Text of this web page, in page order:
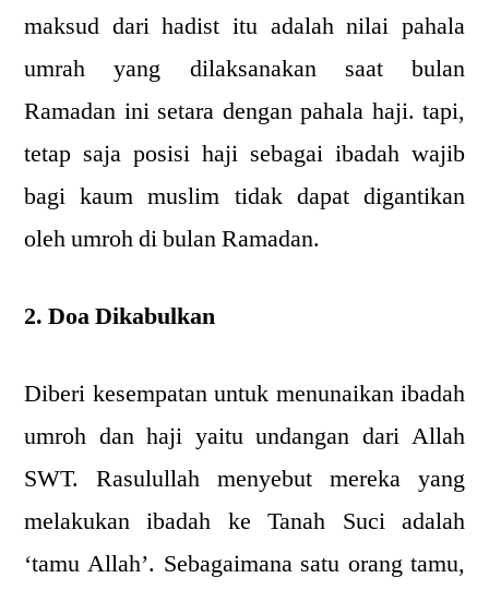
maksud dari hadist itu adalah nilai pahala
umrah yang dilaksanakan saat bulan
Ramadan ini setara dengan pahala haji. tapi,
tetap saja posisi haji sebagai ibadah wajib
bagi kaum muslim tidak dapat digantikan
oleh umroh di bulan Ramadan.
2. Doa Dikabulkan
Diberi kesempatan untuk menunaikan ibadah
umroh dan haji yaitu undangan dari Allah
SWT. Rasulullah menyebut mereka yang
melakukan ibadah ke Tanah Suci adalah
‘tamu Allah’. Sebagaimana satu orang tamu,